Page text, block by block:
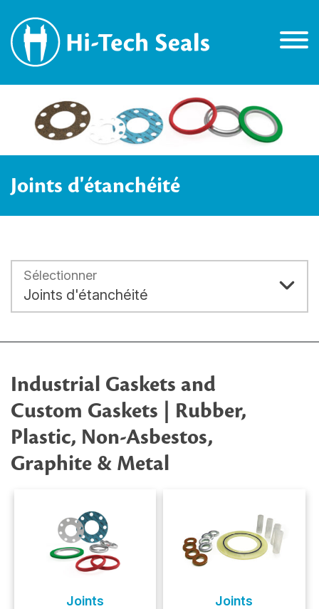
Joints d'étanchéité
Industrial Gaskets and
Custom Gaskets | Rubber,
Plastic, Non-Asbestos,
Graphite & Metal
Joints
Joints
Sélectionner
Joints d'étanchéité